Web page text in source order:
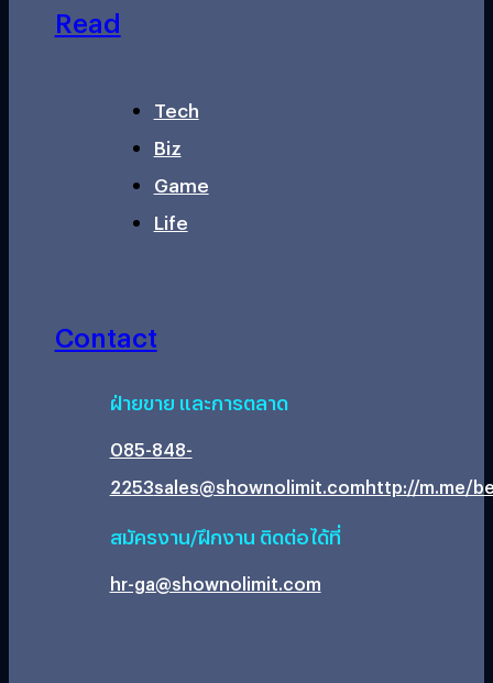
Read
Tech
Biz
Game
Life
Contact
ฝ่ายขาย และการตลาด
085-848-
2253sales@shownolimit.comhttp://m.me/
สมัครงาน/ฝึกงาน ติดต่อได้ที่
hr-ga@shownolimit.com